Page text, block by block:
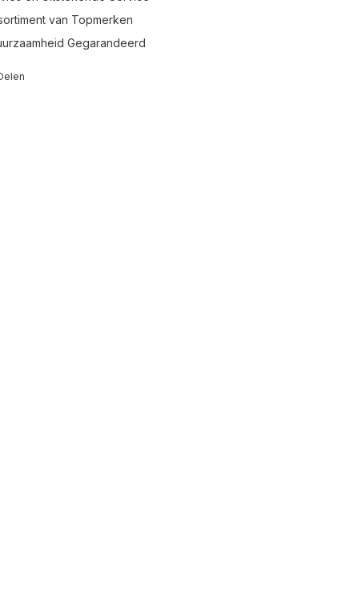
van Topmerken
Gegarandeerd